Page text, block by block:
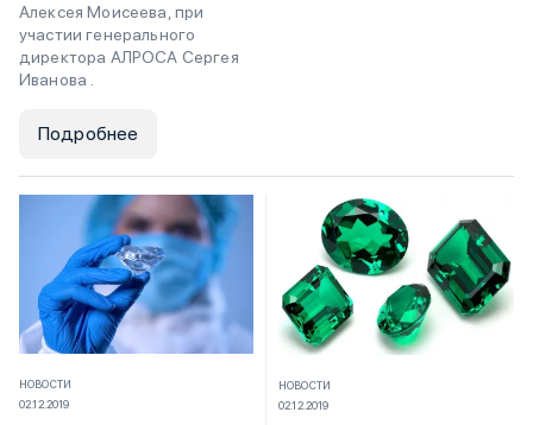
Алексея Моисеева, при
участии генерального
директора АЛРОСА Сергея
Иванова .
Подробнее
НОВОСТИ
02.12.2019
НОВОСТИ
02.12.2019